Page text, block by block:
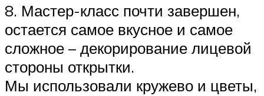
8. Мастер-класс почти завершен,
остается самое вкусное и самое
сложное – декорирование лицевой
стороны открытки.
Мы использовали кружево и цветы,